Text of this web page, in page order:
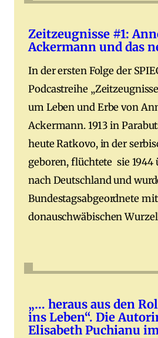
Zeitzeugnisse #1:
Ackermann und das
In der ersten Folge der
Podcastreihe
um Leben und Erbe von
Ackermann. 1913 in
heute Ratkovo, in der
geboren, flüchtete sie 1944
nach Deutschland und
Bundestagsabgeordnete mit
donauschwäbischen
„… heraus aus den
ins Leben“. Die
Elisabeth Puchianu